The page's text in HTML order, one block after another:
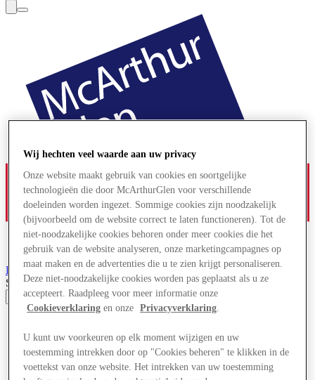
Parndorf Designer Outlet
Search input
Aanbiedingen
Plan je bezoek
Wat is er aan
Eet & Drink
Wij hechten veel waarde aan uw privacy
Onze website maakt gebruik van cookies en soortgelijke
technologieën die door McArthurGlen voor verschillende
doeleinden worden ingezet. Sommige cookies zijn noodzakelijk
(bijvoorbeeld om de website correct te laten functioneren). Tot de
niet-noodzakelijke cookies behoren onder meer cookies die het
gebruik van de website analyseren, onze marketingcampagnes op
maat maken en de advertenties die u te zien krijgt personaliseren.
Deze niet-noodzakelijke cookies worden pas geplaatst als u ze
accepteert. Raadpleeg voor meer informatie onze
Cookieverklaring en onze Privacyverklaring.
U kunt uw voorkeuren op elk moment wijzigen en uw
toestemming intrekken door op "Cookies beheren" te klikken in de
voettekst van onze website. Het intrekken van uw toestemming